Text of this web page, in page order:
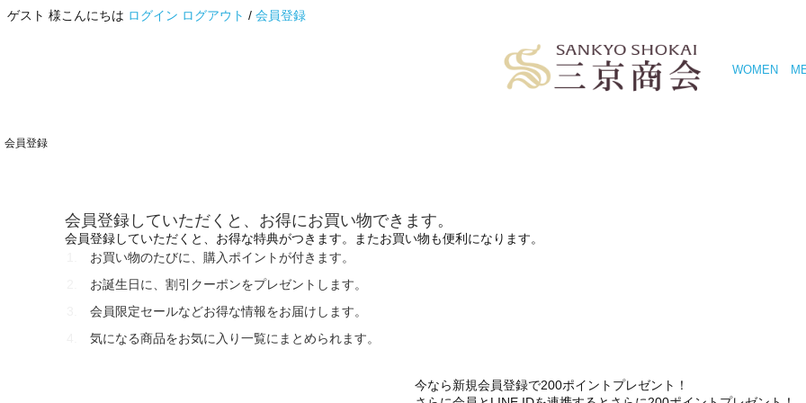
ゲスト 様こんにちは ログイン ログアウト / 会員登録
WOMEN
会員登録
会員登録していただくと、お得にお買い物できます。
会員登録していただくと、お得な特典がつきます。またお買い物も便利になります。
お買い物のたびに、購入ポイントが付きます。
お誕生日に、割引クーポンをプレゼントします。
会員限定セールなどお得な情報をお届けします。
気になる商品をお気に入り一覧にまとめられます。
今なら新規会員登録で200ポイントプレゼント！